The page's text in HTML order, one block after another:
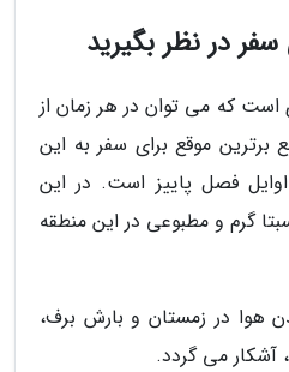
در نظر بگیرید
است که می توان در هر زمان از
موقع برای سفر به این
فصل پاییز است. در این
گرم و مطبوعی در این منطقه
هوا در زمستان و بارش برف،
آشکار می گردد.